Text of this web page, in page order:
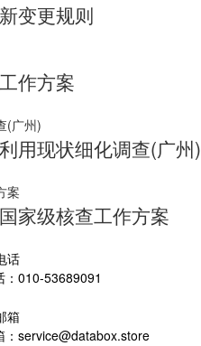
变更规则
作方案
用现状细化调查(广州)
家级核查工作方案
：010-53689091
：service@databox.store